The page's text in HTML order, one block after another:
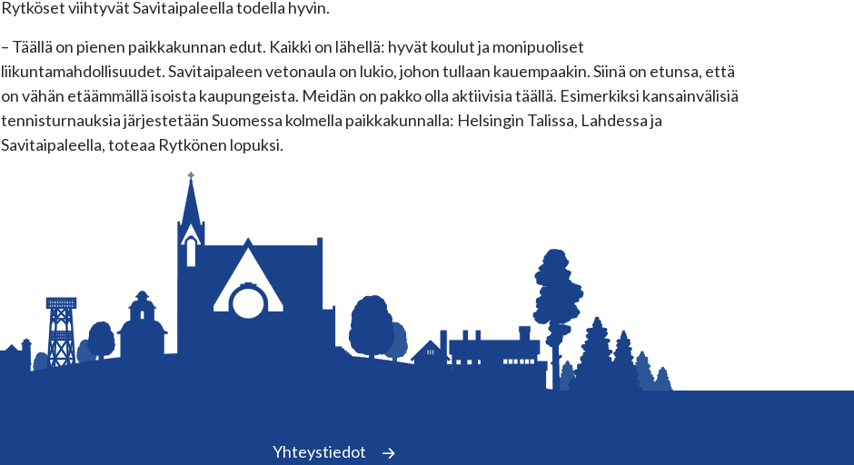
Rytköset viihtyvät Savitaipaleella todella hyvin.
– Täällä on pienen paikkakunnan edut. Kaikki on lähellä: hyvät koulut ja monipuoliset
liikuntamahdollisuudet. Savitaipaleen vetonaula on lukio, johon tullaan kauempaakin. Siinä on etunsa, että
on vähän etäämmällä isoista kaupungeista. Meidän on pakko olla aktiivisia täällä. Esimerkiksi kansainvälisiä
tennisturnauksia järjestetään Suomessa kolmella paikkakunnalla: Helsingin Talissa, Lahdessa ja
Savitaipaleella, toteaa Rytkönen lopuksi.
Yhteystiedot